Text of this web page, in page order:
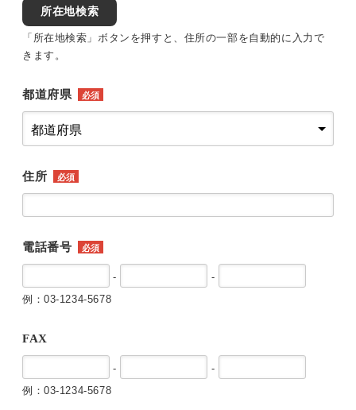
所在地検索
「所在地検索」ボタンを押すと、住所の一部を自動的に入力で
きます。
都道府県 必須
住所 必須
電話番号 必須
-
-
例：03-1234-5678
FAX
-
-
例：03-1234-5678